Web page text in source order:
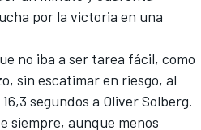
por la victoria en una
no iba a ser tarea fácil, como
sin escatimar en riesgo, al
segundos a Oliver Solberg.
siempre, aunque menos